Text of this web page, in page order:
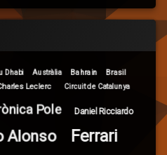
Dhabi Austràlia Bahrain
Brasil
Leclerc Circuit de Catalunya
Pole Daniel Ricciardo
Alonso Ferrari